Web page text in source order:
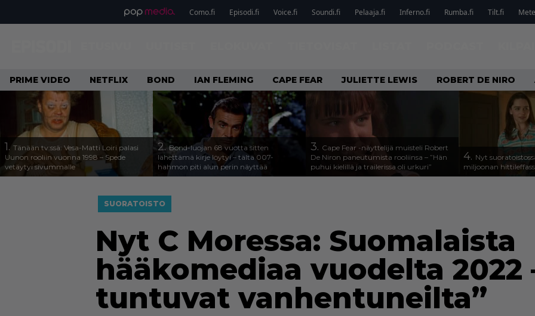
Como.fi Episodi.fi Voice.fi Soundi.fi Pelaaja.fi Inferno.fi Rumba.fi Tilt.fi
PRIME VIDEO NETFLIX BOND IAN FLEMING CAPE FEAR JULIETTE LEWIS ROBERT DE NIRO
1. Tänään tv:ssä: Vesa-Matti Loiri palasi
Uunon rooliin vuonna 1998 – Spede
vetäytyi sivummalle
2.Bond-luojan 68 vuotta sitten
lähettämä kirje löytyi – tältä 007-
hahmon piti alun perin näyttää
3. Cape Fear -näyttelijä muisteli Robert
De Niron paneutumista rooliinsa – ”Hän
puhui kielillä ja trailerissa oli urkuri”
4. Nyt
miljoonan
SUORATOISTO
Nyt C Moressa: Suomalaista
hääkomediaa vuodelta 2022
tuntuvat vanhentuneilta”